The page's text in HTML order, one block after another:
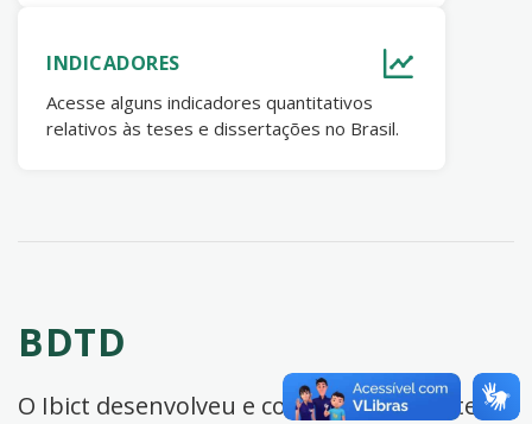
INDICADORES
Acesse alguns indicadores quantitativos
relativos às teses e dissertações no Brasil.
BDTD
O Ibict desenvolveu e coordena a Biblioteca